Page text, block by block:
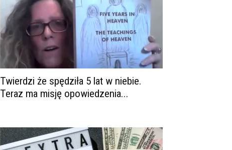
Twierdzi że spędziła 5 lat w niebie.
Teraz ma misję opowiedzenia...